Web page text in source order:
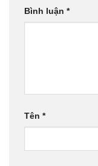
Bình luận *
Tên *